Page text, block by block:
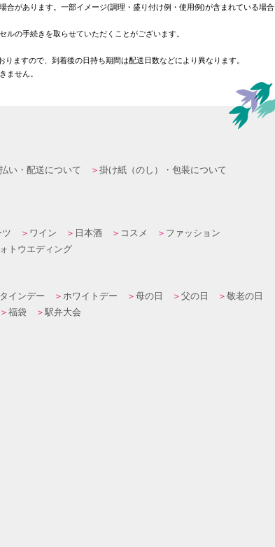
があります。一部イメージ(調理・盛り付け例・使用例)が含まれている場合
の手続きを取らせていただくことがございます。
ますので、到着後の日持ち期間は配送日数などにより異なります。
ません。
い・配送について
掛け紙（のし）・包装について
ワイン 日本酒 コスメ
ファッション
トウエディング
インデー ホワイトデー 母の日 父の日
敬老の日
福袋 駅弁大会